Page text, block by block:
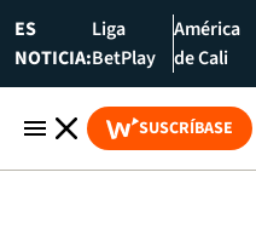
ES
NOTICIA:
Liga
BetPlay
América
de Cali
SUSCRÍBASE